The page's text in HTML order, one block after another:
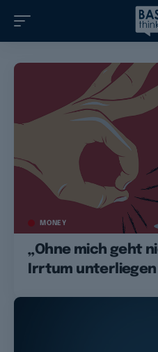
MONEY
„Ohne mich geht
Irrtum